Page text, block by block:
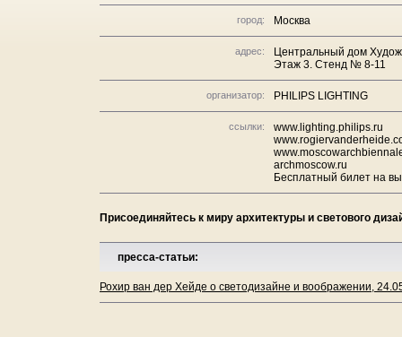
город: Москва
адрес:
Центральный дом
Этаж 3. Стенд № 8-11
организатор: PHILIPS LIGHTING
ссылки:
www.lighting.philips.ru
archmoscow.ru
Бесплатный билет на
Присоединяйтесь к миру архитектуры и светового
пресса-статьи:
Рохир ван дер Хейде о светодизайне и воображении,